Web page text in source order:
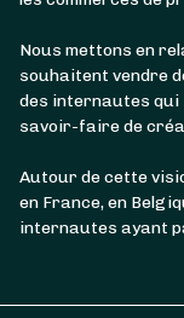
Nous mettons en
souhaitent vendre
des internautes
savoir-faire de
Autour de cette
en France, en
internautes ayant